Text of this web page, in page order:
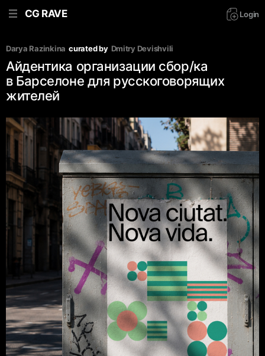
CG RAVE Login
Darya Razinkina curated by Dmitry Devishvili
Айдентика организации сбор/ка
в Барселоне для русскоговорящих
жителей